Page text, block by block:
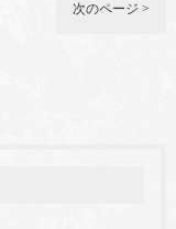
次のページ >